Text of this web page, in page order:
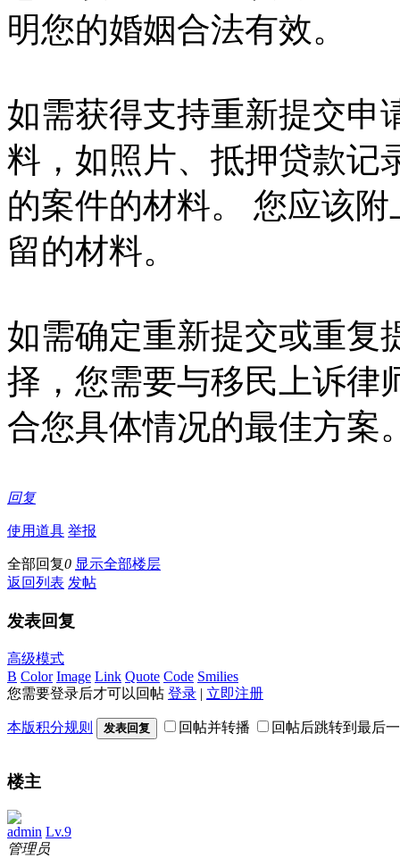
明您的婚姻合法有效。
如需获得支持重新提交申
料，如照片、抵押贷款记
的案件的材料。 您应该
留的材料。
如需确定重新提交或重复
择，您需要与移民上诉律
合您具体情况的最佳方案
回复
使用道具 举报
全部回复0 显示全部楼层
返回列表 发帖
发表回复
高级模式
B Color Image Link Quote Code Smilies
您需要登录后才可以回帖 登录 | 立即注册
本版积分规则 发表回复 回帖并转播 回帖后跳转到最后
楼主
admin Lv.9
管理员